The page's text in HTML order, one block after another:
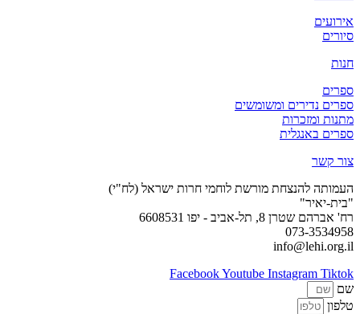
אירועים
סיורים
חנות
ספרים
ספרים נדירים ומשומשים
מתנות ומזכרות
ספרים באנגלית
צור קשר
העמותה להנצחת מורשת לוחמי חרות ישראל (לח"י)
"בית-יאיר"
רח' אברהם שטרן 8, תל-אביב - יפו 6608531
073-3534958
info@lehi.org.il
FacebookYoutube Instagram Tiktok
שם
טלפון